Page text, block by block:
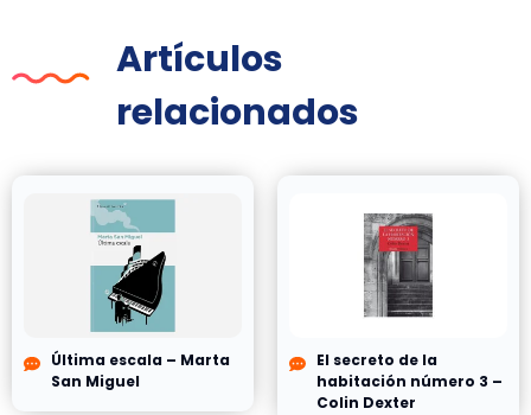
Artículos
relacionados
Última escala – Marta
San Miguel
El secreto de la
habitación número 3 –
Colin Dexter